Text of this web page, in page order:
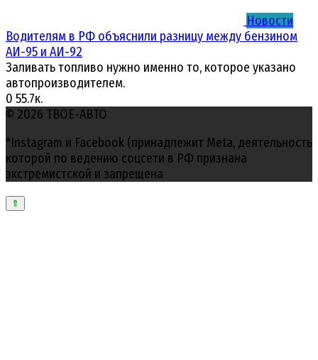
Новости
Водителям в РФ объяснили разницу между бензином
АИ-95 и АИ-92
Заливать топливо нужно именно то, которое указано
автопроизводителем.
0 55.7к.
© 2026 ТВОЕ-АВТО
*Instagram и Facebook (принадлежит Meta, деятельность
которой по ведению соцсети в РФ признана
экстремистской и запрещена